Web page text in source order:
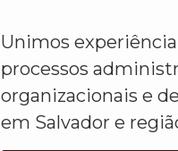
Unimos
processos
organizacionais e
em Salvador e